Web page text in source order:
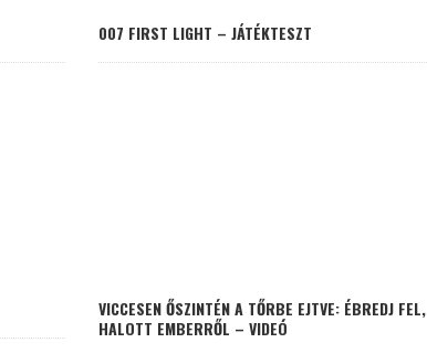
007 FIRST LIGHT – JÁTÉKTESZT
VICCESEN ŐSZINTÉN A TŐRBE EJTVE: ÉBREDJ FEL,
HALOTT EMBERRŐL – VIDEÓ